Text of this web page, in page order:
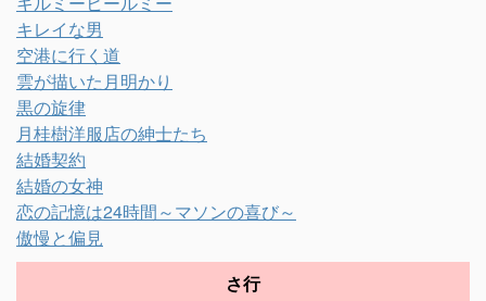
キレイな男
空港に行く道
雲が描いた月明かり
黒の旋律
月桂樹洋服店の紳士たち
結婚契約
結婚の女神
恋の記憶は24時間～マソンの喜び～
傲慢と偏見
さ行